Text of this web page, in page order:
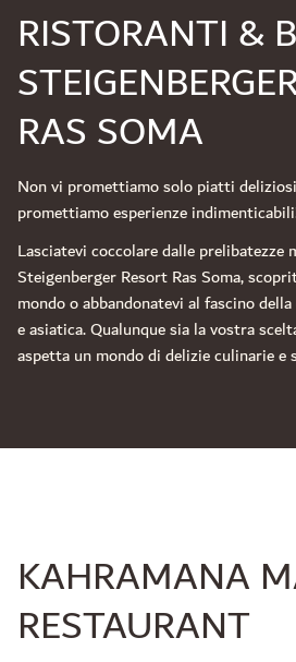
RISTORANTI &
RAS SOMA
Non vi promettiamo solo piatti
promettiamo esperienze
Lasciatevi coccolare dalle prelibatezze
Steigenberger Resort Ras Soma,
mondo o abbandonatevi al fascino
e asiatica. Qualunque sia la vostra
aspetta un mondo di delizie culinarie e
KAHRAMANA
RESTAURANT